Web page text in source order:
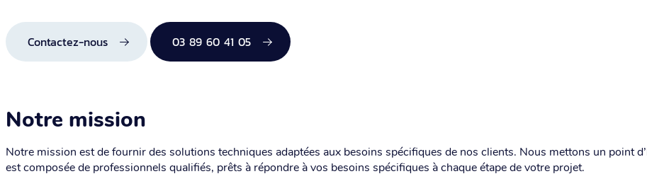
Contactez-nous 03 89 60 41 05
Notre mission
Notre mission est de fournir des solutions techniques adaptées aux besoins spécifiques de nos clients. Nous mettons un point
est composée de professionnels qualifiés, prêts à répondre à vos besoins spécifiques à chaque étape de votre projet.